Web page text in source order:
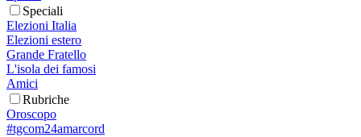
Speciali
Elezioni Italia
Elezioni estero
Grande Fratello
L'isola dei famosi
Amici
Rubriche
Oroscopo
#tgcom24amarcord